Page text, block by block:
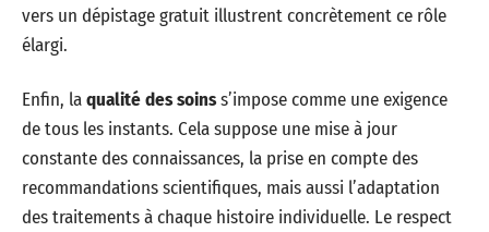
vers un dépistage gratuit illustrent concrètement ce rôle
élargi.
Enfin, laqualité des soinss’impose comme une exigence
de tous les instants. Cela suppose une mise à jour
constante des connaissances, la prise en compte des
recommandations scientifiques, mais aussi l’adaptation
des traitements à chaque histoire individuelle. Le respect